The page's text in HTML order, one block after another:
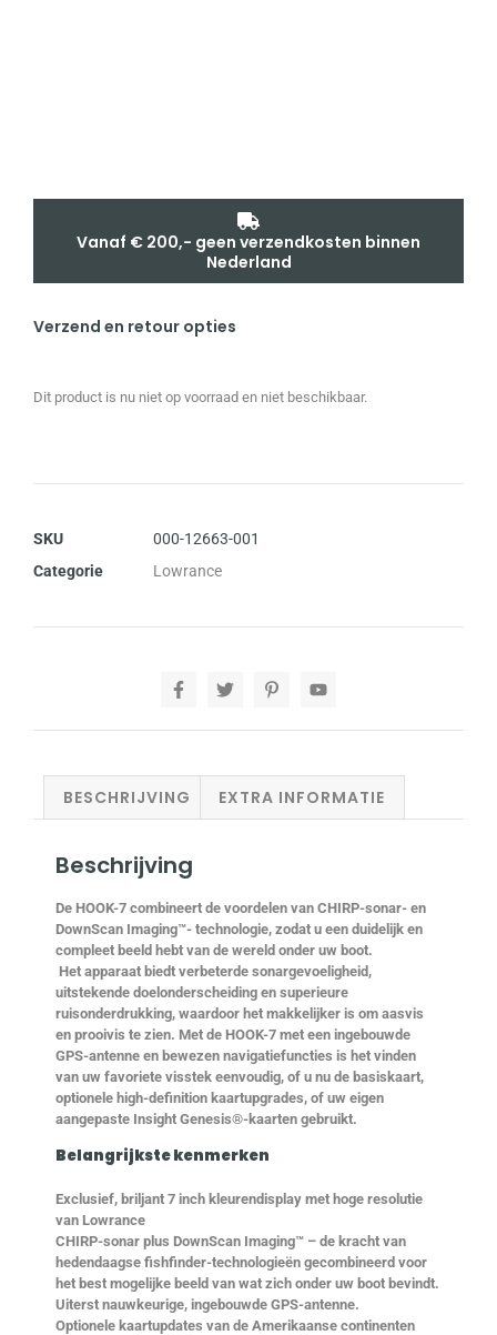
Vanaf € 200,- geen verzendkosten binnen
Nederland
Verzend en retour opties
Dit product is nu niet op voorraad en niet beschikbaar.
SKU
000-12663-001
Categorie
Lowrance
BESCHRIJVING EXTRA INFORMATIE
Beschrijving
De HOOK-7 combineert de voordelen van CHIRP-sonar- en
DownScan Imaging™- technologie, zodat u een duidelijk en
compleet beeld hebt van de wereld onder uw boot.
Het apparaat biedt verbeterde sonargevoeligheid,
uitstekende doelonderscheiding en superieure
ruisonderdrukking, waardoor het makkelijker is om aasvis
en prooivis te zien. Met de HOOK-7 met een ingebouwde
GPS-antenne en bewezen navigatiefuncties is het vinden
van uw favoriete visstek eenvoudig, of u nu de basiskaart,
optionele high-definition kaartupgrades, of uw eigen
aangepaste Insight Genesis®-kaarten gebruikt.
Belangrijkste kenmerken
Exclusief, briljant 7 inch kleurendisplay met hoge resolutie
van Lowrance
CHIRP-sonar plus DownScan Imaging™ – de kracht van
hedendaagse fishfinder-technologieën gecombineerd voor
het best mogelijke beeld van wat zich onder uw boot bevindt.
Uiterst nauwkeurige, ingebouwde GPS-antenne.
Optionele kaartupdates van de Amerikaanse continenten